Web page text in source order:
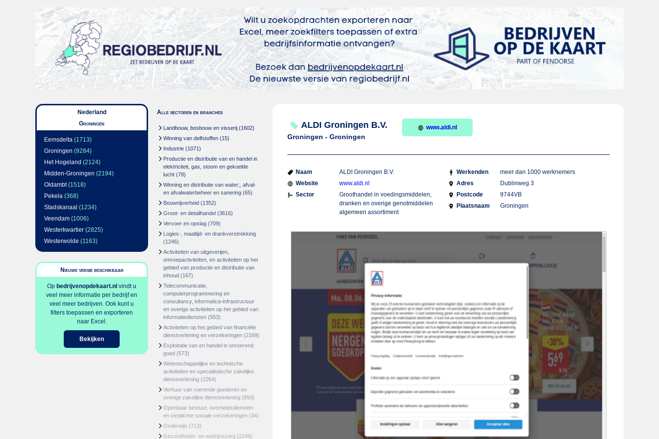
Nederland
Groningen
Eemsdelta (1713)
Groningen (9284)
Het Hogeland (2124)
Midden-Groningen (2194)
Oldambt(1518)
Pekela (368)
Stadskanaal (1234)
Veendam (1006)
Westerkwartier (2825)
Westerwolde (1163)
Nieuwe versie beschikbaar
Op bedrijvenopdekaart.nl vindt u
veel meer informatie per bedrijf en
veel meer bedrijven. Ook kunt u
filters toepassen en exporteren
naar Excel.
Bekijken
Alle sectoren en branches
Landbouw, bosbouw en visserij (1602)
Winning van delfstoffen (15)
Industrie (1071)
Productie en distributie van en handel in
elektriciteit, gas, stoom en gekoelde
lucht (78)
Winning en distributie van water;, afval-
en afvalwaterbeheer en sanering (65)
Bouwnijverheid (1352)
Groot- en detailhandel (3616)
Vervoer en opslag (709)
Logies-, maaltijd- en drankverstrekking
(1246)
Activiteiten van uitgeverijen,
omroepactiviteiten, en activiteiten op het
gebied van productie en distributie van
inhoud (167)
Telecommunicatie,
computerprogrammering en
consultancy, informatica-infrastructuur
en overige activiteiten op het gebied van
informatiediensten (553)
Activiteiten op het gebied van financiële
dienstverlening en verzekeringen (2169)
Exploitatie van en handel in onroerend
goed (573)
Wetenschappelijke en technische
activiteiten en specialistische zakelijke
dienstverlening (2264)
Verhuur van roerende goederen en
overige zakelijke dienstverlening (893)
Openbaar bestuur, overheidsdiensten
en verplichte sociale verzekeringen (34)
Onderwijs (713)
Gezondheids- en welzijnszorg (2248)
ALDI Groningen B.V.
Groningen - Groningen
www.aldi.nl
Naam
ALDI Groningen B.V.
Website
www.aldi.nl
Sector
Groothandel in voedingsmiddelen,
dranken en overige genotmiddelen
algemeen assortiment
Werkenden
meer dan 1000 werknemers
Adres
Dublinweg 3
Postcode
9744VB
Plaatsnaam
Groningen